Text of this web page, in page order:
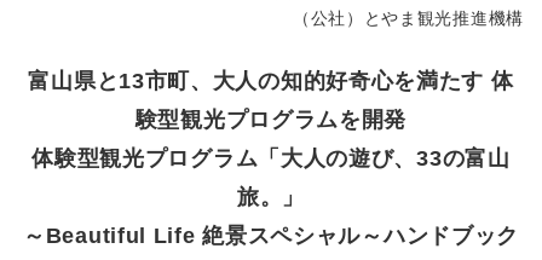
（公社）とやま観光推進機構
富山県と13市町、大人の知的好奇心を満たす 体
験型観光プログラムを開発
体験型観光プログラム「大人の遊び、33の富山
旅。」
～Beautiful Life 絶景スペシャル～ハンドブック